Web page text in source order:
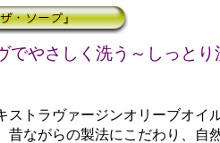
でやさしく洗う～しっとり
ラヴァージンオリーブオイル
がらの製法にこだわり、自然